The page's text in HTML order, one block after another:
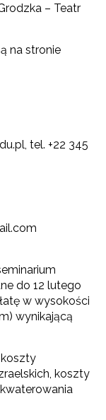
– Teatr
na stronie
tel. +22 345
do 12 lutego
w wysokości
wynikającą
koszty